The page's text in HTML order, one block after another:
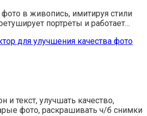
в живопись, имитируя стили
портреты и работает…
и текст, улучшать качество,
фото, раскрашивать ч/б снимки